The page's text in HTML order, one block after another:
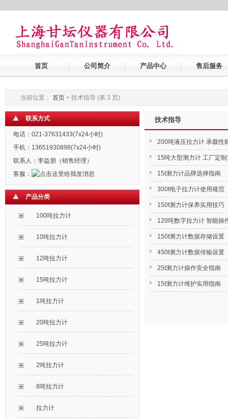
首页 公司简介 产品中心 售后服务
当前位置： 首页 > 技术指导 (第 3 页)
联系方式
电话：021-37631433(7x24小时)
手机：13651930898(7x24小时)
联系人：李益朋（销售经理）
客服：
产品分类
100吨拉力计
10吨拉力计
12吨拉力计
15吨拉力计
1吨拉力计
20吨拉力计
25吨拉力计
2吨拉力计
8吨拉力计
拉力计
技术指导
200吨液压拉力计 承载性
15吨大型测力计 工厂定
15t测力计品牌选择指南
300t电子拉力计使用规范
150t测力计保养实用技巧
120吨数字拉力计 智能操
150t测力计数据存储设置
450t测力计数据传输设置
25t测力计操作安全指南
15t测力计维护实用指南